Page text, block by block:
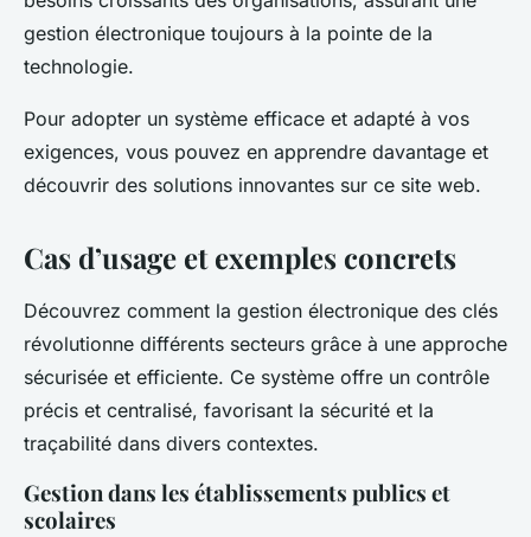
gestion électronique toujours à la pointe de la
technologie.
Pour adopter un système efficace et adapté à vos
exigences, vous pouvez en apprendre davantage et
découvrir des solutions innovantes sur ce site web.
Cas d’usage et exemples concrets
Découvrez comment la gestion électronique des clés
révolutionne différents secteurs grâce à une approche
sécurisée et efficiente. Ce système offre un contrôle
précis et centralisé, favorisant la sécurité et la
traçabilité dans divers contextes.
Gestion dans les établissements publics et
scolaires